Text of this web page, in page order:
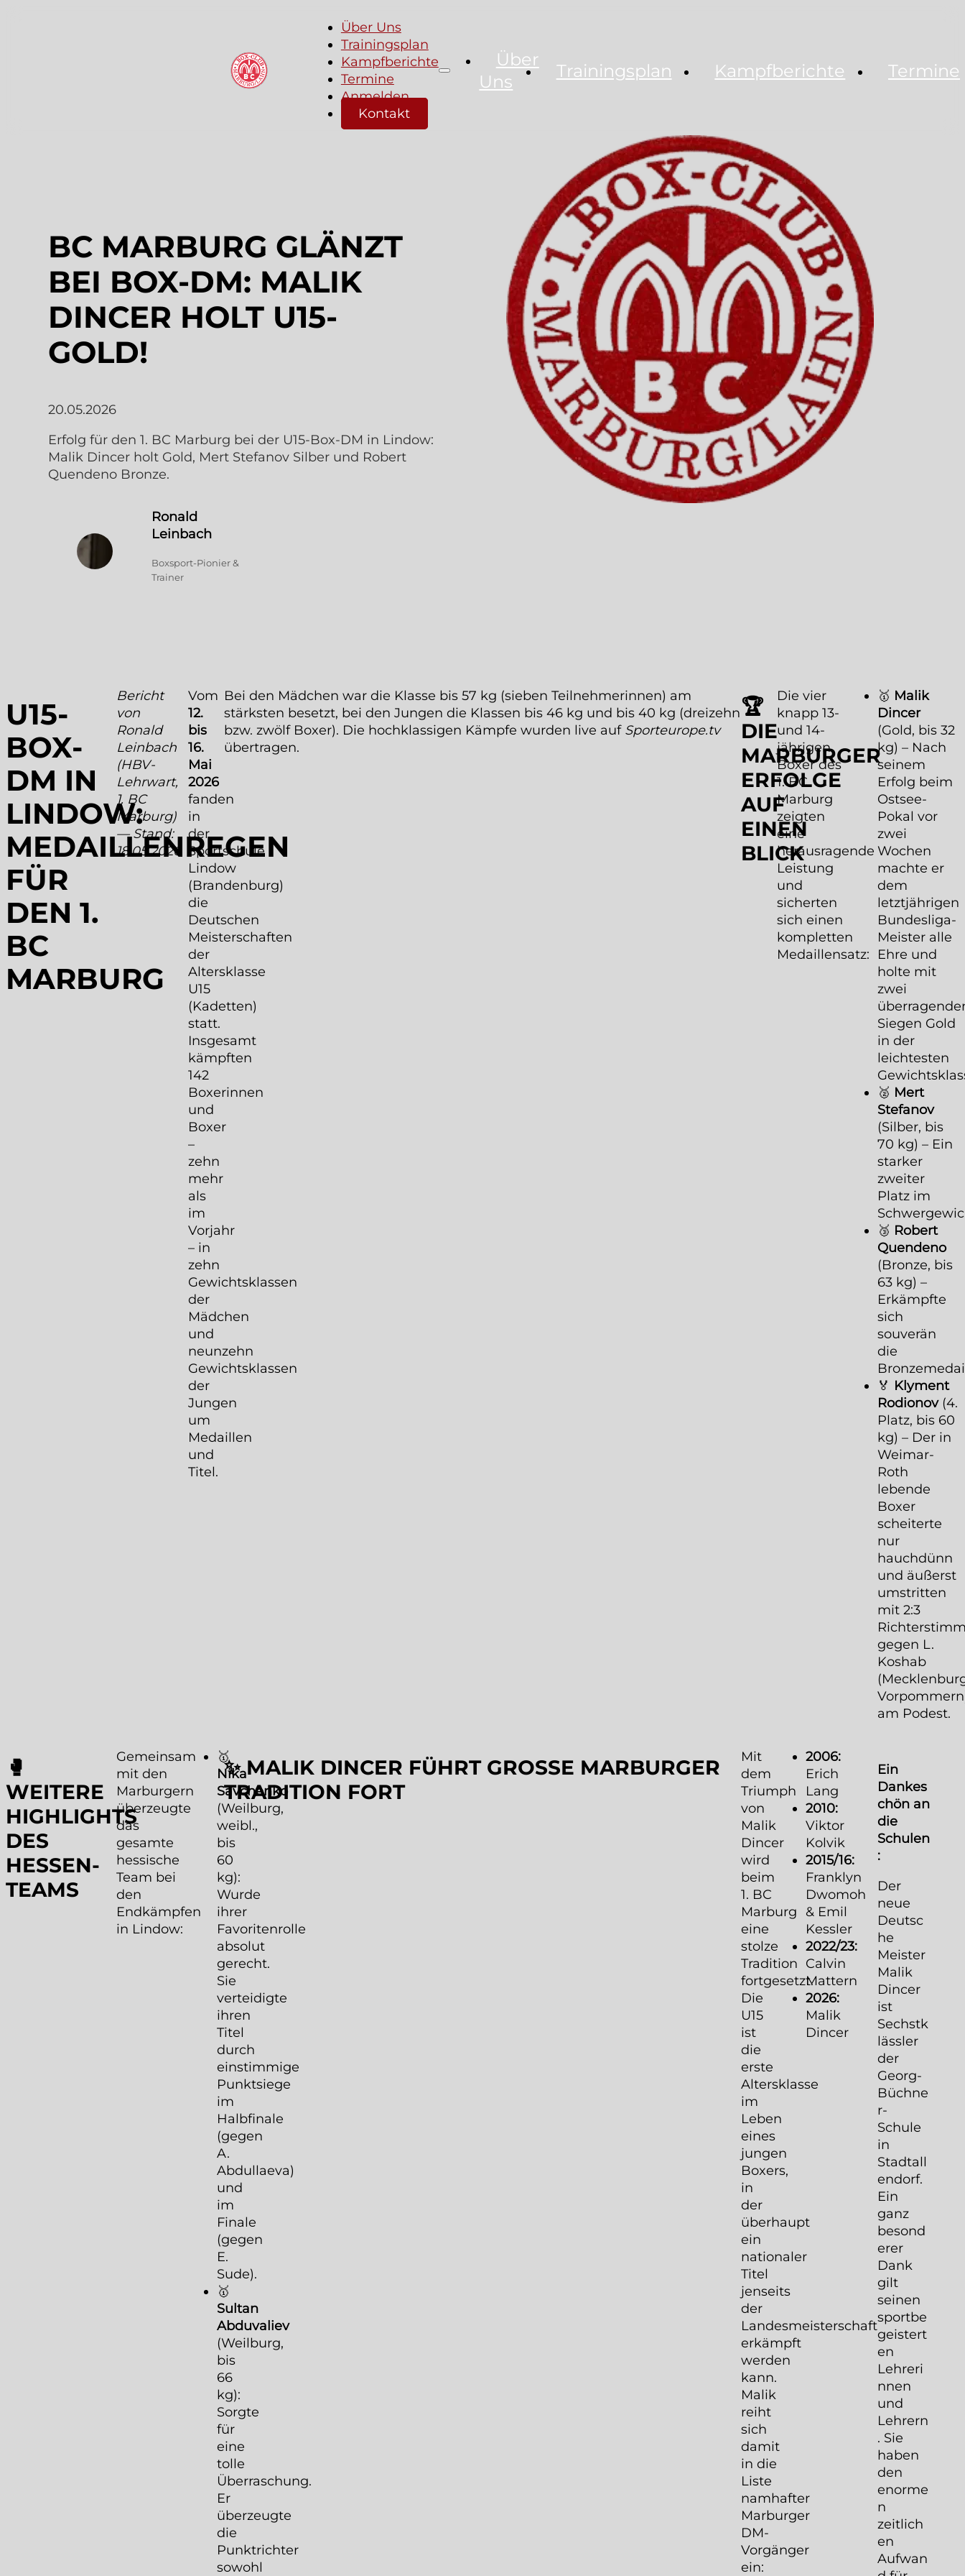
Über Uns
Trainingsplan
Kampfberichte
Termine
Anmelden
Kontakt
Über
Uns
Trainingsplan Kampfberichte Termine
BC MARBURG GLÄNZT
BEI BOX-DM: MALIK
DINCER HOLT U15-
GOLD!
20.05.2026
Erfolg für den 1. BC Marburg bei der U15-Box-DM in Lindow:
Malik Dincer holt Gold, Mert Stefanov Silber und Robert
Quendeno Bronze.
Ronald
Leinbach
Boxsport-Pionier &
Trainer
U15-
BOX-
DM IN
LINDOW:
MEDAILLENREGEN
FÜR
DEN 1.
BC
MARBURG
Bericht
von
Ronald
Leinbach
(HBV-
Lehrwart,
1. BC
Marburg)
— Stand:
18.05.2026
Vom
12.
bis
16.
Mai
2026
fanden
in
der
Sportschule
Lindow
(Brandenburg)
die
Deutschen
Meisterschaften
der
Altersklasse
U15
(Kadetten)
statt.
Insgesamt
kämpften
142
Boxerinnen
und
Boxer
–
zehn
mehr
als
im
Vorjahr
– in
zehn
Gewichtsklassen
der
Mädchen
und
neunzehn
Gewichtsklassen
der
Jungen
um
Medaillen
und
Titel.
Bei den Mädchen war die Klasse bis 57 kg (sieben Teilnehmerinnen) am
stärksten besetzt, bei den Jungen die Klassen bis 46 kg und bis 40 kg (dreizehn
bzw. zwölf Boxer). Die hochklassigen Kämpfe wurden live auf Sporteurope.tv
übertragen.
🏆
DIE
MARBURGER
ERFOLGE
AUF
EINEN
BLICK
Die vier
knapp 13-
und 14-
jährigen
Boxer des
1. BC
Marburg
zeigten
eine
herausragende
Leistung
und
sicherten
sich einen
kompletten
Medaillensatz:
🥇 Malik
Dincer
(Gold, bis 32
kg) – Nach
seinem
Erfolg beim
Ostsee-
Pokal vor
zwei
Wochen
machte er
dem
letztjährigen
Bundesliga-
Meister alle
Ehre und
holte mit
zwei
Siegen Gold
in der
leichtesten
🥈 Mert
Stefanov
(Silber, bis
70 kg) – Ein
starker
zweiter
Platz im
🥉 Robert
Quendeno
(Bronze, bis
63 kg) –
Erkämpfte
sich
souverän
die
🏅 Klyment
Rodionov(4.
Platz, bis 60
kg) – Der in
Weimar-
Roth
lebende
Boxer
scheiterte
nur
hauchdünn
und äußerst
umstritten
mit 2:3
gegen L.
Koshab
am Podest.
🥊
WEITERE
HIGHLIGHTS
DES
HESSEN-
TEAMS
Gemeinsam
mit den
Marburgern
überzeugte
das
gesamte
hessische
Team bei
den
Endkämpfen
in Lindow:
🥇
Nika
Savchenko
(Weilburg,
weibl.,
bis
60
kg):
Wurde
ihrer
Favoritenrolle
absolut
gerecht.
Sie
verteidigte
ihren
Titel
durch
einstimmige
Punktsiege
im
Halbfinale
(gegen
A.
Abdullaeva)
und
im
Finale
(gegen
E.
Sude).
🥇
Sultan
Abduvaliev
(Weilburg,
bis
66
kg):
Sorgte
für
eine
tolle
Überraschung.
Er
überzeugte
die
Punktrichter
sowohl
✨ MALIK DINCER FÜHRT GROSSE MARBURGER T
RADITION FORT
Mit
dem
Triumph
von
Malik
Dincer
wird
beim
1. BC
Marburg
eine
stolze
Tradition
fortgesetzt.
Die
U15
ist
die
erste
Altersklasse
im
Leben
eines
jungen
Boxers,
in
der
überhaupt
ein
nationaler
Titel
jenseits
der
Landesmeisterschaft
erkämpft
werden
kann.
Malik
reiht
sich
damit
in die
Liste
namhafter
Marburger
DM-
Vorgänger
ein:
2006:
Erich
Lang
2010:
Viktor
Kolvik
2015/16:
Franklyn
Dwomoh
& Emil
Kessler
2022/23:
Calvin
Mattern
2026:
Malik
Dincer
Ein
Dankes
chön an
die
Schulen
:
Der
neue
Deutsc
he
Meister
Malik
Dincer
ist
Sechstk
lässler
der
Georg-
Büchne
r-
Schule
in
Stadtall
endorf.
Ein
ganz
besond
erer
Dank
gilt
seinen
sportbe
geistert
en
Lehreri
nnen
und
Lehrern
. Sie
haben
den
enorme
n
zeitlich
en
Aufwan